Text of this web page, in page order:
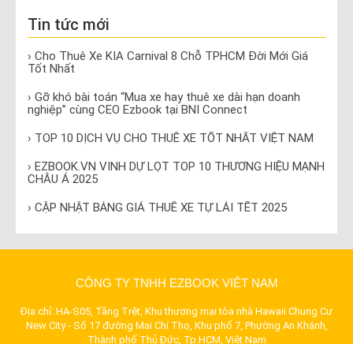
Tin tức mới
› Cho Thuê Xe KIA Carnival 8 Chỗ TPHCM Đời Mới Giá
Tốt Nhất
› Gỡ khó bài toán “Mua xe hay thuê xe dài hạn doanh
nghiệp” cùng CEO Ezbook tại BNI Connect
› TOP 10 DỊCH VỤ CHO THUÊ XE TỐT NHẤT VIỆT NAM
› EZBOOK.VN VINH DỰ LỌT TOP 10 THƯƠNG HIỆU MẠNH
CHÂU Á 2025
› CẬP NHẬT BẢNG GIÁ THUÊ XE TỰ LÁI TẾT 2025
CÔNG TY TNHH EZBOOK VIỆT NAM
Địa chỉ: HA-S05, Tầng Trệt, Khu thương mại tòa nhà Hawaii Chung Cư
New City - Số 17 đường Mai Chí Thọ, Khu phố 7, Phường An Khánh,
Thành phố Thủ Đức, Tp.HCM, Việt Nam